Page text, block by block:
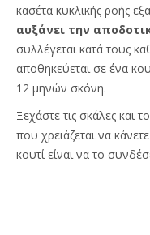
κασέτα κυκλικής ροής
αυξάνει την
συλλέγεται κατά τους
αποθηκεύεται σε ένα
12 μηνών σκόνη.
Ξεχάστε τις σκάλες και
που χρειάζεται να
κουτί είναι να το